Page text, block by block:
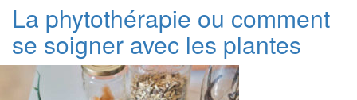
La phytothérapie ou comment
se soigner avec les plantes